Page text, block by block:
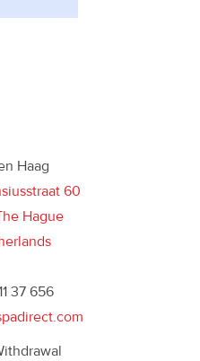
Haag
60
Hague
37 656